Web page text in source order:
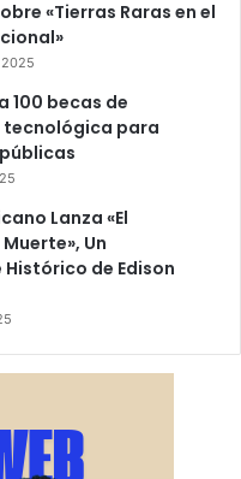
«Tierras Raras en el
100 becas de
para
Lanza «El
Un
de Edison